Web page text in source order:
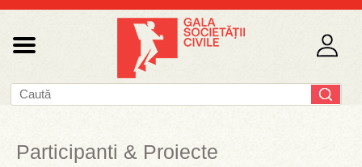
Participanti & Proiecte